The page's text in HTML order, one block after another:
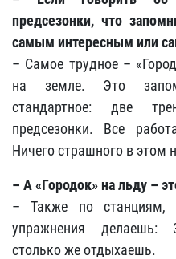
предсезонки, что
самым интересным или
– Самое трудное –
на земле. Это
стандартное: две
предсезонки. Все
Ничего страшного в этом
– А «Городок» на льду –
– Также по
упражнения делаешь:
столько же отдыхаешь.